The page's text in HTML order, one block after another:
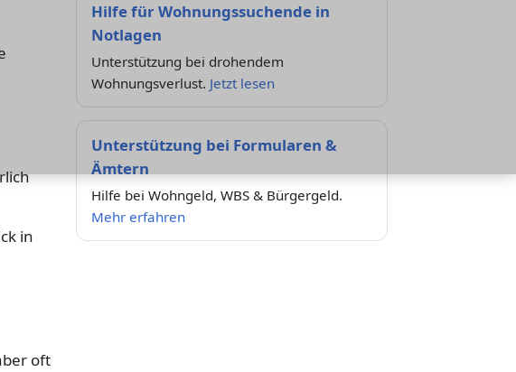
in
oft
Hilfe für Wohnungssuchende in
Notlagen
Unterstützung bei drohendem
Wohnungsverlust. Jetzt lesen
Unterstützung bei Formularen &
Ämtern
Hilfe bei Wohngeld, WBS & Bürgergeld.
Mehr erfahren